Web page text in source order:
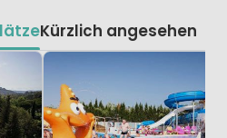
Kürzlich angesehen